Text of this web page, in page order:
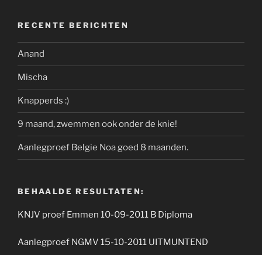
RECENTE BERICHTEN
Anand
Mischa
Knapperds :)
9 maand, zwemmen ook onder de knie!
Aanlegproef Belgie Noa goed 8 maanden.
BEHAALDE RESULTATEN:
KNJV proef Emmen 10-09-2011 B Diploma
Aanlegproef NGMV 15-10-2011 UITMUNTEND